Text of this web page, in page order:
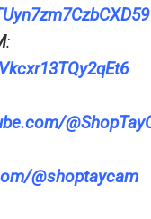
:
@shoptaycam